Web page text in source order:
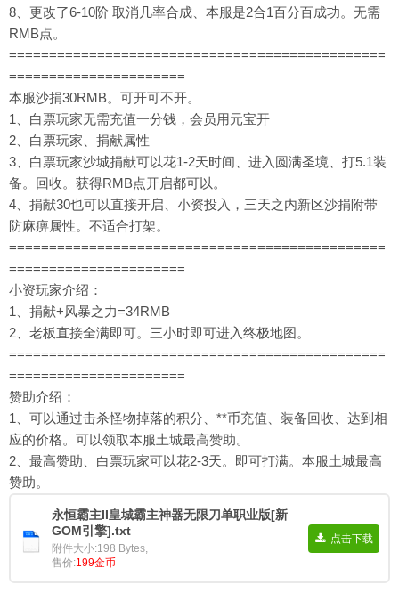
8、更改了6-10阶 取消几率合成、本服是2合1百分百成功。无需
RMB点。
===============================================
======================
本服沙捐30RMB。可开可不开。
1、白票玩家无需充值一分钱，会员用元宝开
2、白票玩家、捐献属性
3、白票玩家沙城捐献可以花1-2天时间、进入圆满圣境、打5.1装
备。回收。获得RMB点开启都可以。
4、捐献30也可以直接开启、小资投入，三天之内新区沙捐附带
防麻痹属性。不适合打架。
===============================================
======================
小资玩家介绍：
1、捐献+风暴之力=34RMB
2、老板直接全满即可。三小时即可进入终极地图。
===============================================
======================
赞助介绍：
1、可以通过击杀怪物掉落的积分、**币充值、装备回收、达到相
应的价格。可以领取本服土城最高赞助。
2、最高赞助、白票玩家可以花2-3天。即可打满。本服土城最高
赞助。
永恒霸主II皇城霸主神器无限刀单职业版[新
GOM引擎].txt
附件大小:198 Bytes,
售价:199金币
点击下载